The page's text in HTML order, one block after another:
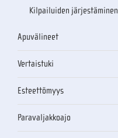
Kilpailuiden järjestäminen
Apuvälineet
Vertaistuki
Esteettömyys
Paravaljakkoajo